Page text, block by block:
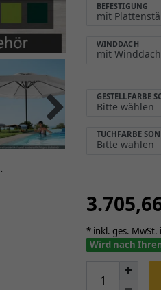
BEFESTIGUNG
WINDDACH
GESTELLFARBE
TUCHFARBE
* inkl. ges. MwSt.
Wird nach